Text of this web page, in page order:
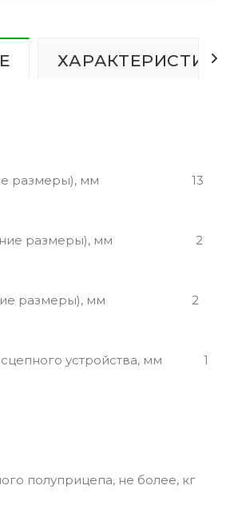
размеры), мм 13
размеры), мм 2
размеры), мм 2
сцепного устройства, мм 1
полуприцепа, не более, кг